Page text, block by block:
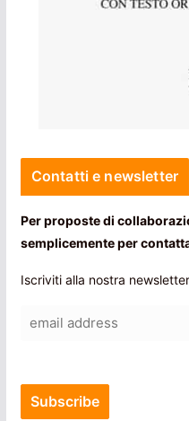
Contatti e newsletter
Per proposte di
semplicemente per
Iscriviti alla nostra newsletter